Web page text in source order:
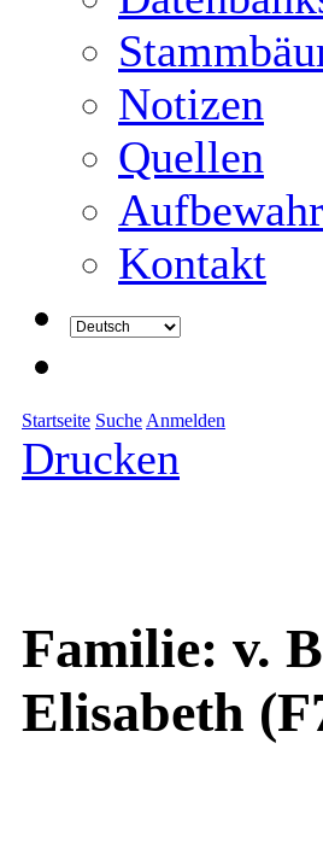
Notizen
Quellen
Kontakt
Startseite Suche Anmelden
Drucken
Familie: v.
Elisabeth